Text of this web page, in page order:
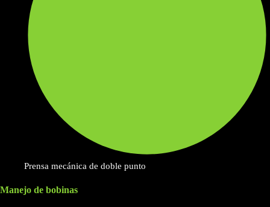
Prensa mecánica de doble punto
Manejo de bobinas